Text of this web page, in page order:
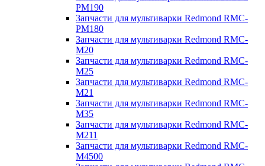
PM190
Запчасти для мультиварки Redmond RMC-
PM180
Запчасти для мультиварки Redmond RMC-
M20
Запчасти для мультиварки Redmond RMC-
M25
Запчасти для мультиварки Redmond RMC-
M21
Запчасти для мультиварки Redmond RMC-
M35
Запчасти для мультиварки Redmond RMC-
M211
Запчасти для мультиварки Redmond RMC-
M4500